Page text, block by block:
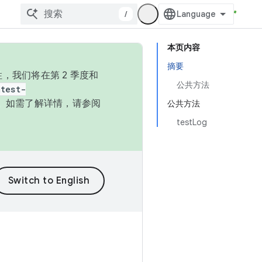
/
本页内容
摘要
公共方法
公共方法
testLog
我们将在第 2 季度和
如需了解详情，请参阅